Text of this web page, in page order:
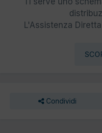
L'Assistenza
Condividi